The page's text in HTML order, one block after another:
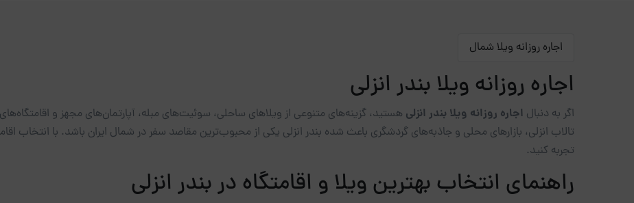
اجاره روزانه ویلا شمال
اجاره روزانه ویلا بندر انزلی
اگر به دنبال اجاره روزانه ویلا بندر انزلی هستید، گزینه‌های متنوعی از ویلاهای ساحلی، سوئیت‌های مبله، آپارتمان‌های مجهز و
تالاب انزلی، بازارهای محلی و جاذبه‌های گردشگری باعث شده بندر انزلی یکی از محبوب‌ترین مقاصد سفر در شمال ایران باشد. با انتخاب
تجربه کنید.
راهنمای انتخاب بهترین ویلا و اقامتگاه در بندر انزلی